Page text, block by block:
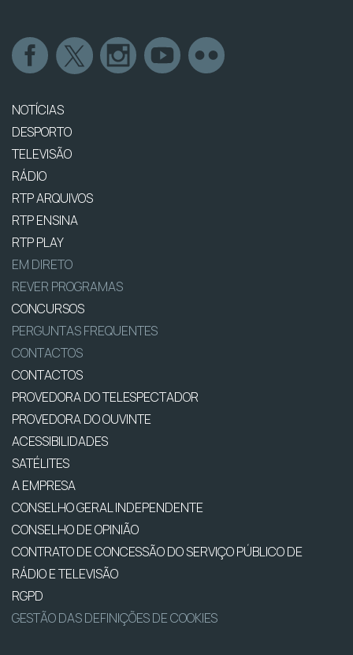
NOTÍCIAS
DESPORTO
TELEVISÃO
RÁDIO
RTP ARQUIVOS
RTP ENSINA
RTP PLAY
EM DIRETO
REVER PROGRAMAS
CONCURSOS
PERGUNTAS FREQUENTES
CONTACTOS
CONTACTOS
PROVEDORA DO TELESPECTADOR
PROVEDORA DO OUVINTE
ACESSIBILIDADES
SATÉLITES
A EMPRESA
CONSELHO GERAL INDEPENDENTE
CONSELHO DE OPINIÃO
CONTRATO DE CONCESSÃO DO SERVIÇO PÚBLICO DE
RÁDIO E TELEVISÃO
RGPD
GESTÃO DAS DEFINIÇÕES DE COOKIES